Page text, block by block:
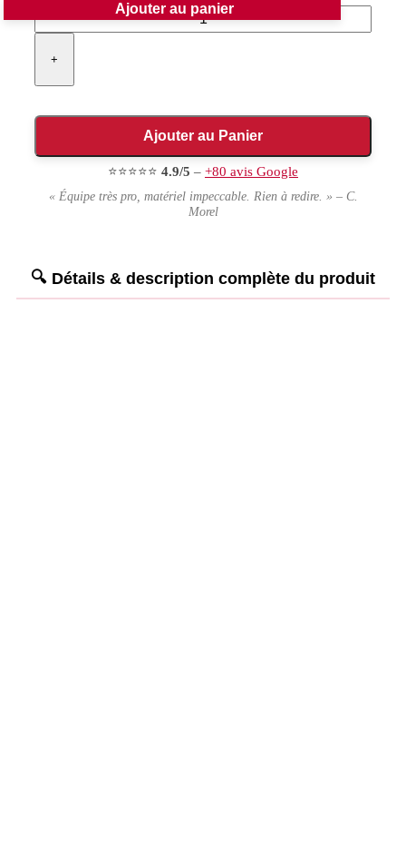
+
Ajouter au panier
Ajouter au Panier
⭐⭐⭐⭐⭐ 4.9/5 – +80 avis Google
« Équipe très pro, matériel impeccable. Rien à redire. » – C.
Morel
Détails & description complète du produit